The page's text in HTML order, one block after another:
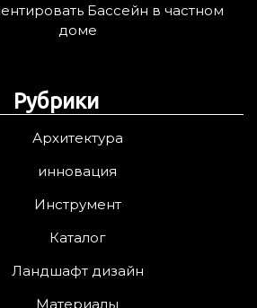
Бассейн в частном
доме
Рубрики
Архитектура
инновация
Инструмент
Каталог
Ландшафт дизайн
Материалы